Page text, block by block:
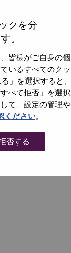
クを分
。
皆様がご自身の個
いるすべてのクッ
」を選択すると、
べて拒否」を選択
て、設定の管理や
ください
否する